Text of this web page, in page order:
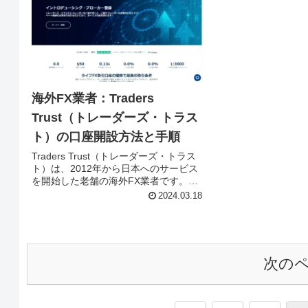
MARKETSの口座開設手順を画像で紹介
します。
海外FX業者：Traders
Trust（トレーダーズ・トラス
ト）の口座開設方法と手順
Traders Trust（トレーダーズ・トラス
ト）は、2012年から日本へのサービス
を開始した老舗の海外FX業者です。取
引制限が少ないFX業者で、取引スタイ
Trustの口座開設手順を画像で紹介しま
2024.03.18
次の